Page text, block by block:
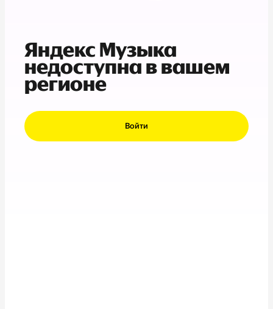
Яндекс Музыка
недоступна в вашем
регионе
Войти